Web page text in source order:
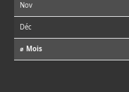
Nov
Déc
⌀ Mois